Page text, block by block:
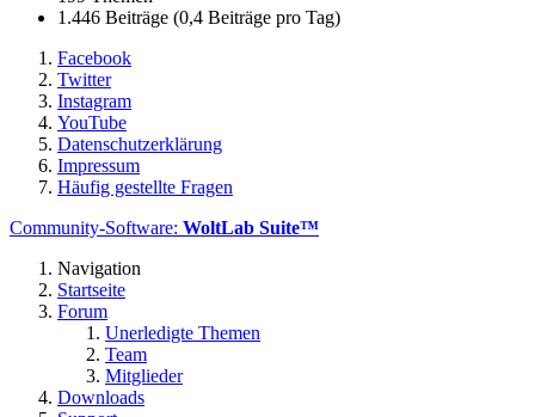
1.446 Beiträge (0,4 Beiträge pro Tag)
Facebook
Twitter
Instagram
YouTube
Datenschutzerklärung
Impressum
Häufig gestellte Fragen
Community-Software: WoltLab Suite™
Navigation
Startseite
Forum
Unerledigte Themen
Team
Mitglieder
Downloads